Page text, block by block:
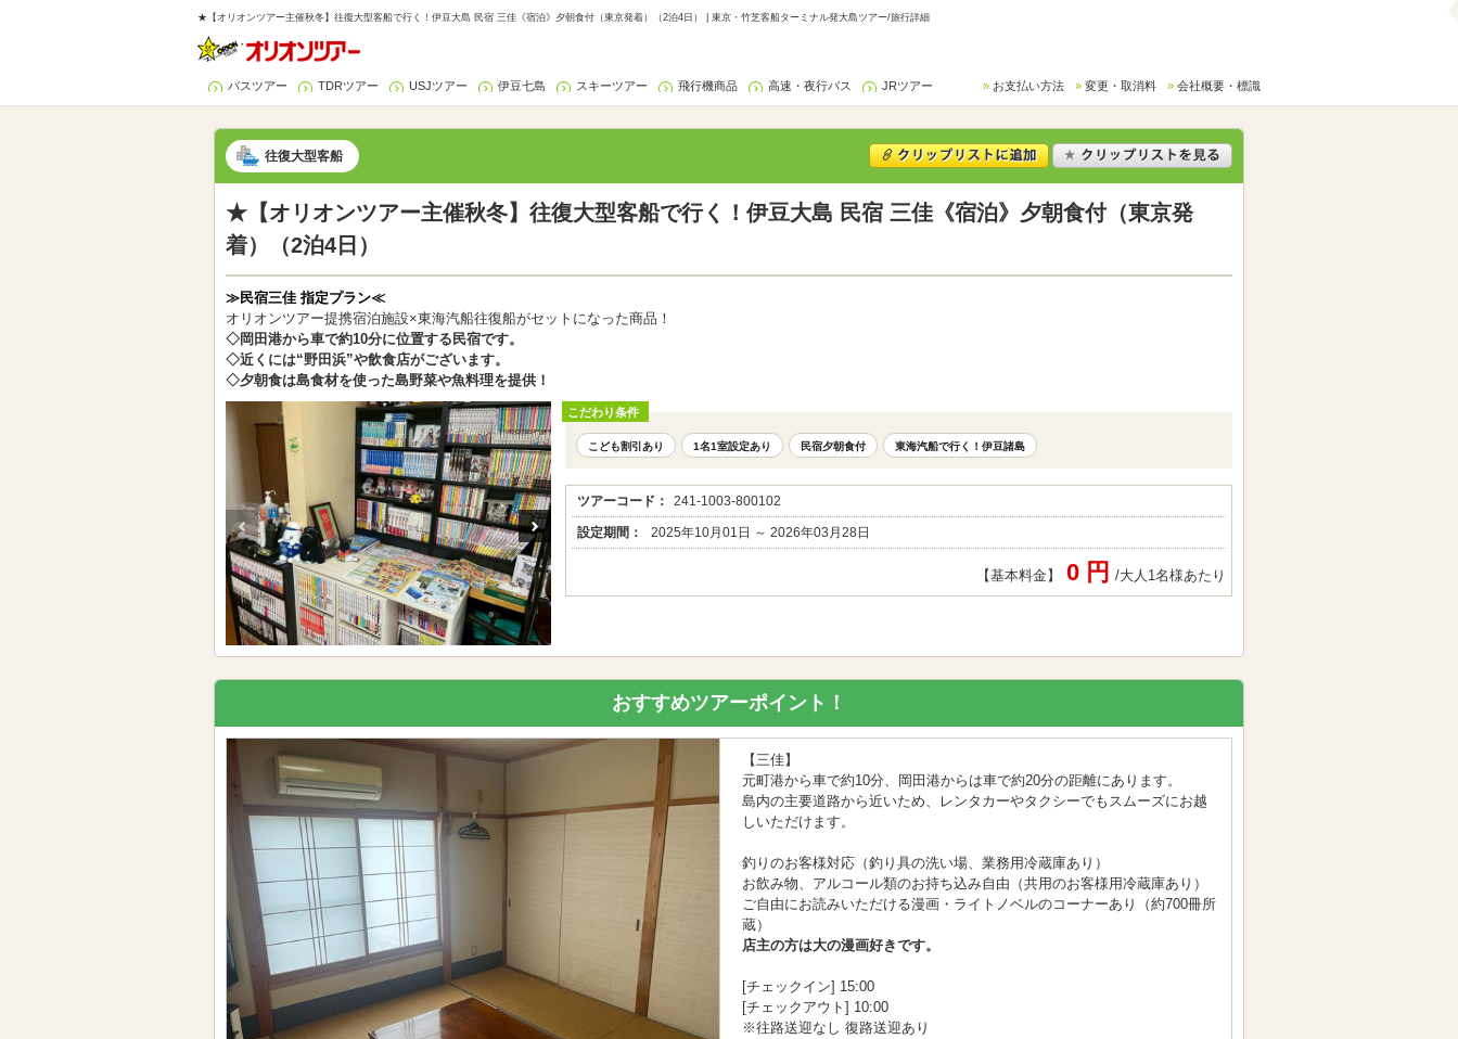
★【オリオンツアー主催秋冬】往復大型客船で行く！伊豆大島 民宿 三佳《宿泊》夕朝食付（東京発着）（2泊4日） | 東京・竹芝客船ターミナル発大島ツアー/旅行詳細
バスツアー TDRツアー USJツアー 伊豆七島 スキーツアー 飛行機商品 高速・夜行バス JRツアー お支払い方法 変更・取消料 会社概要・標識
往復大型客船
★【オリオンツアー主催秋冬】往復大型客船で行く！伊豆大島 民宿 三佳《宿泊》夕朝食付（東京発
着）（2泊4日）
≫民宿三佳 指定プラン≪
オリオンツアー提携宿泊施設×東海汽船往復船がセットになった商品！
◇岡田港から車で約10分に位置する民宿です。
◇近くには“野田浜”や飲食店がございます。
◇夕朝食は島食材を使った島野菜や魚料理を提供！
こだわり条件
こども割引あり 1名1室設定あり 民宿夕朝食付 東海汽船で行く！伊豆諸島
ツアーコード： 241-1003-800102
設定期間： 2025年10月01日 ～ 2026年03月28日
【基本料金】 0 円 /大人1名様あたり
おすすめツアーポイント！
【三佳】
元町港から車で約10分、岡田港からは車で約20分の距離にあります。
島内の主要道路から近いため、レンタカーやタクシーでもスムーズにお越
しいただけます。
釣りのお客様対応（釣り具の洗い場、業務用冷蔵庫あり）
お飲み物、アルコール類のお持ち込み自由（共用のお客様用冷蔵庫あり）
ご自由にお読みいただける漫画・ライトノベルのコーナーあり（約700冊所
蔵）
店主の方は大の漫画好きです。
[チェックイン] 15:00
[チェックアウト] 10:00
※往路送迎なし 復路送迎あり